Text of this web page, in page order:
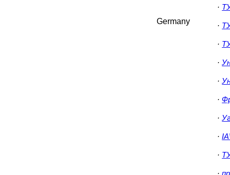
Germany
·
·
·
·
·
·
·
·
·